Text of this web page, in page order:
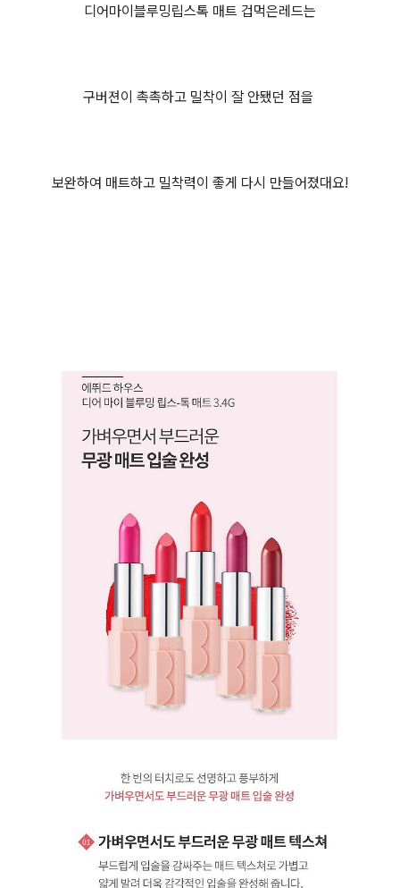
디어마이블루밍립스톡 매트 겁먹은레드는
구버젼이 촉촉하고 밀착이 잘 안됐던 점을
보완하여 매트하고 밀착력이 좋게 다시 만들어졌대요!